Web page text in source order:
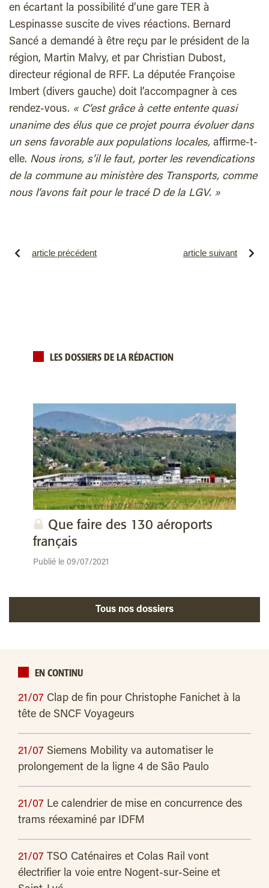
en écartant la possibilité d’une gare TER à
Lespinasse suscite de vives réactions. Bernard
Sancé a demandé à être reçu par le président de la
région, Martin Malvy, et par Christian Dubost,
directeur régional de RFF. La députée Françoise
Imbert (divers gauche) doit l’accompagner à ces
rendez-vous. « C’est grâce à cette entente quasi
unanime des élus que ce projet pourra évoluer dans
un sens favorable aux populations locales, affirme-t-
elle. Nous irons, s’il le faut, porter les revendications
de la commune au ministère des Transports, comme
nous l’avons fait pour le tracé D de la LGV. »
article précédent article suivant
LES DOSSIERS DE LA RÉDACTION
Que faire des 130 aéroports
français
Publié le 09/07/2021
Tous nos dossiers
EN CONTINU
21/07 Clap de fin pour Christophe Fanichet à la
tête de SNCF Voyageurs
21/07 Siemens Mobility va automatiser le
prolongement de la ligne 4 de São Paulo
21/07 Le calendrier de mise en concurrence des
trams réexaminé par IDFM
21/07 TSO Caténaires et Colas Rail vont
électrifier la voie entre Nogent-sur-Seine et